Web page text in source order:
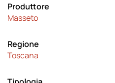
Produttore
Masseto
Regione
Toscana